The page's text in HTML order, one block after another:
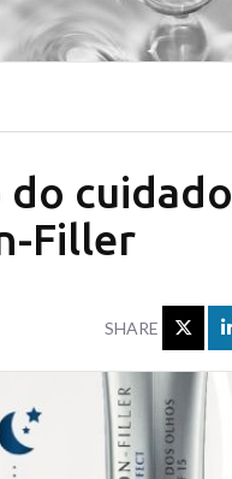
do cuidado
Filler
SHARE